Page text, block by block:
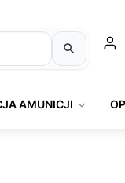
AMUNICJI